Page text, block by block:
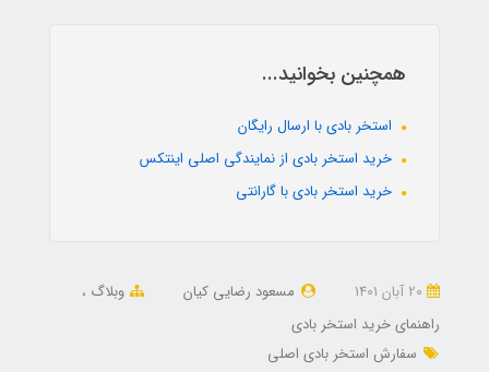
همچنین بخوانید...
استخر بادی با ارسال رایگان
خرید استخر بادی از نمایندگی اصلی اینتکس
خرید استخر بادی با گارانتی
مسعود رضایی کیان
وبلاگ
راهنمای خرید استخر بادی
سفارش استخر بادی اصلی